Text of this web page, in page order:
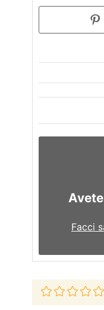
Facci